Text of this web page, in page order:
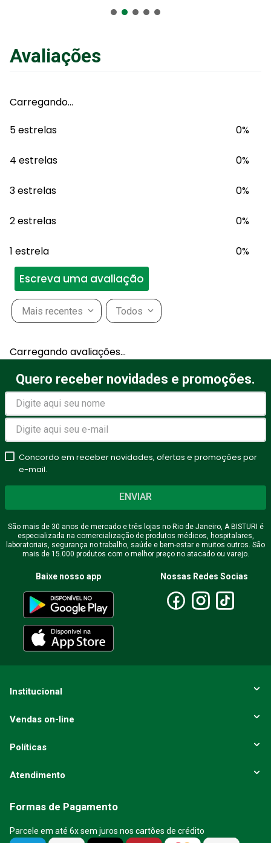
Avaliações
Carregando…
5 estrelas
0%
4 estrelas 0%
3 estrelas 0%
2 estrelas 0%
1 estrela 0%
Escreva uma avaliação
Avalie o produto de 1 a 5
estrelas
★★★★★
Seu nome
Endereço de email
Escreva uma avaliação
ENVIAR AVALIAÇÃO
Mais recentes Todos
Carregando avaliações…
Quero receber novidades e promoções.
Concordo em receber novidades, ofertas e promoções por
e-mail.
ENVIAR
São mais de 30 anos de mercado e três lojas no Rio de Janeiro, A BISTURI é
especializada na comercialização de produtos médicos, hospitalares,
laboratoriais, segurança no trabalho, saúde e bem-estar e muitos outros. São
mais de 15.000 produtos com o melhor preço no atacado ou varejo.
Baixe nosso app Nossas Redes Socias
Institucional
Vendas on-line
Políticas
Atendimento
Formas de Pagamento
Parcele em até 6x sem juros nos cartões de crédito